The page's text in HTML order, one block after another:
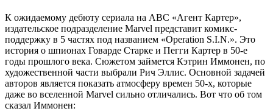
К ожидаемому дебюту сериала на АВС «Агент Картер»,
издательское подразделение Marvel представит комикс-
поддержку в 5 частях под названием «Operation S.I.N.». Это
история о шпионах Говарде Старке и Пегги Картер в 50-е
годы прошлого века. Сюжетом займется Кэтрин Иммонен, по
художественной части выбрали Рич Эллис. Основной задачей
авторов является показать атмосферу времен 50-х, которые
даже во вселенной Marvel сильно отличались. Вот что об том
сказал Иммонен: